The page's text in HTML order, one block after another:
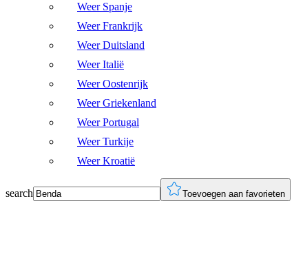
Weer Spanje
Weer Frankrijk
Weer Duitsland
Weer Italië
Weer Oostenrijk
Weer Griekenland
Weer Portugal
Weer Turkije
Weer Kroatië
search Toevoegen aan favorieten